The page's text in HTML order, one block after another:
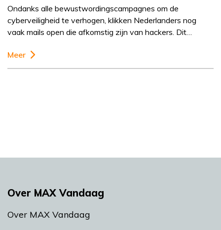
Ondanks alle bewustwordingscampagnes om de
cyberveiligheid te verhogen, klikken Nederlanders nog
vaak mails open die afkomstig zijn van hackers. Dit…
Meer
Over MAX Vandaag
Over MAX Vandaag